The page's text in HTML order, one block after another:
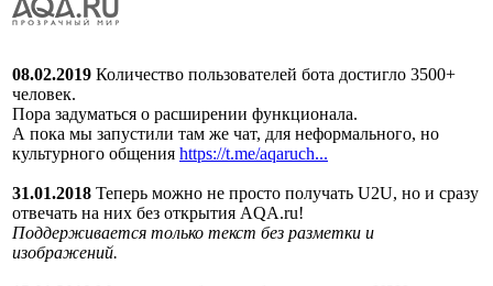
08.02.2019 Количество пользователей бота достигло 3500+
человек.
Пора задуматься о расширении функционала.
А пока мы запустили там же чат, для неформального, но
культурного общения https://t.me/aqaruch...
31.01.2018 Теперь можно не просто получать U2U, но и сразу
отвечать на них без открытия AQA.ru!
Поддерживается только текст без разметки и
изображений.